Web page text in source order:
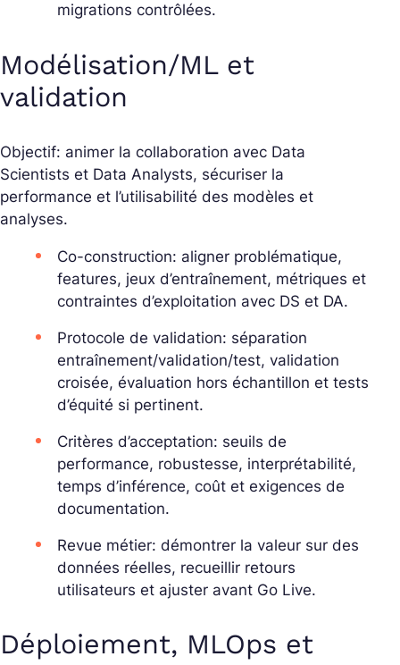
migrations contrôlées.
Modélisation/ML et
validation
Objectif: animer la collaboration avec Data
Scientists et Data Analysts, sécuriser la
performance et l’utilisabilité des modèles et
analyses.
Co-construction: aligner problématique,
features, jeux d’entraînement, métriques et
contraintes d’exploitation avec DS et DA.
Protocole de validation: séparation
entraînement/validation/test, validation
croisée, évaluation hors échantillon et tests
d’équité si pertinent.
Critères d’acceptation: seuils de
performance, robustesse, interprétabilité,
temps d’inférence, coût et exigences de
documentation.
Revue métier: démontrer la valeur sur des
données réelles, recueillir retours
utilisateurs et ajuster avant Go Live.
Déploiement, MLOps et